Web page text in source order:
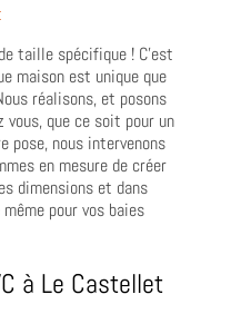
taille spécifique ! C’est
maison est unique que
réalisons, et posons
vous, que ce soit pour un
pose, nous intervenons
en mesure de créer
dimensions et dans
pour vos baies
à Le Castellet